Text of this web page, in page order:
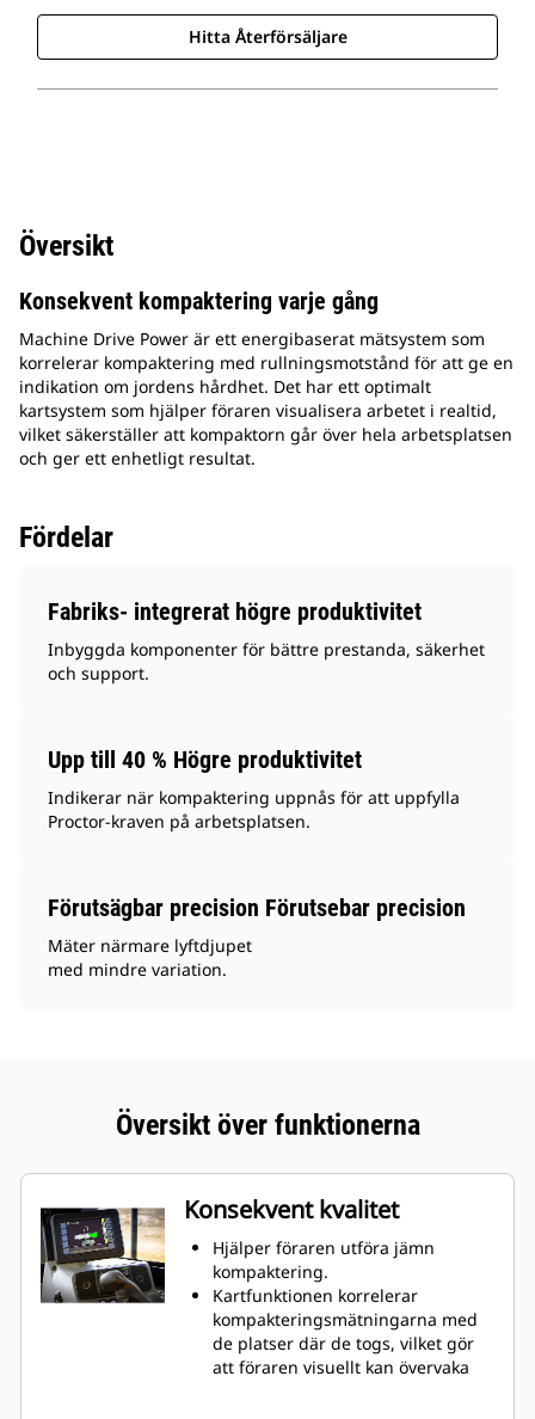
Hitta Återförsäljare
Översikt
Konsekvent kompaktering varje gång
Machine Drive Power är ett energibaserat mätsystem som
korrelerar kompaktering med rullningsmotstånd för att ge en
indikation om jordens hårdhet. Det har ett optimalt
kartsystem som hjälper föraren visualisera arbetet i realtid,
vilket säkerställer att kompaktorn går över hela arbetsplatsen
och ger ett enhetligt resultat.
Fördelar
Fabriks- integrerat högre produktivitet
Inbyggda komponenter för bättre prestanda, säkerhet
och support.
Upp till 40 % Högre produktivitet
Indikerar när kompaktering uppnås för att uppfylla
Proctor-kraven på arbetsplatsen.
Förutsägbar precision Förutsebar precision
Mäter närmare lyftdjupet
med mindre variation.
Översikt över funktionerna
Konsekvent kvalitet
Hjälper föraren utföra jämn
kompaktering.
Kartfunktionen korrelerar
kompakteringsmätningarna med
de platser där de togs, vilket gör
att föraren visuellt kan övervaka